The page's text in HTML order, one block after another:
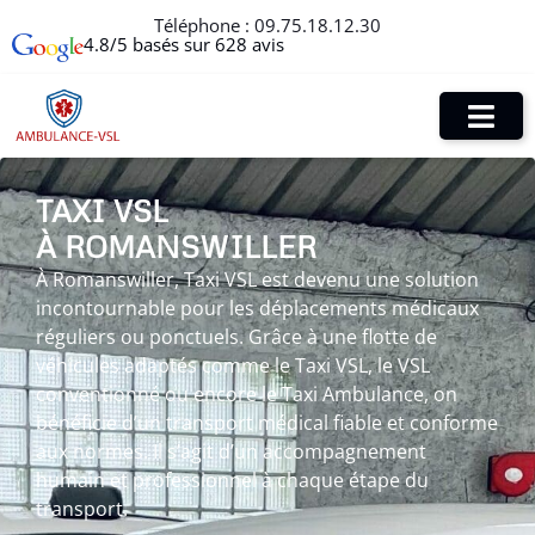
Téléphone : 09.75.18.12.30
4.8/5 basés sur 628 avis
TAXI VSL
À ROMANSWILLER
À Romanswiller, Taxi VSL est devenu une solution
incontournable pour les déplacements médicaux
réguliers ou ponctuels. Grâce à une flotte de
véhicules adaptés comme le Taxi VSL, le VSL
conventionné ou encore le Taxi Ambulance, on
bénéficie d’un transport médical fiable et conforme
aux normes. Il s’agit d’un accompagnement
humain et professionnel à chaque étape du
transport.